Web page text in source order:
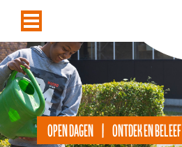
OPEN DAGEN | ONTDEK EN BELEEF